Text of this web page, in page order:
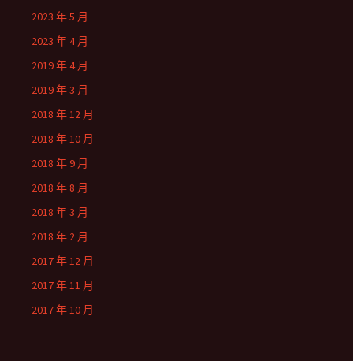
2023 年 5 月
2023 年 4 月
2019 年 4 月
2019 年 3 月
2018 年 12 月
2018 年 10 月
2018 年 9 月
2018 年 8 月
2018 年 3 月
2018 年 2 月
2017 年 12 月
2017 年 11 月
2017 年 10 月